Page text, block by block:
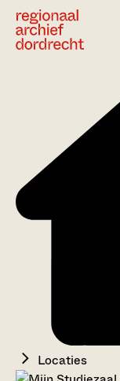
Locaties